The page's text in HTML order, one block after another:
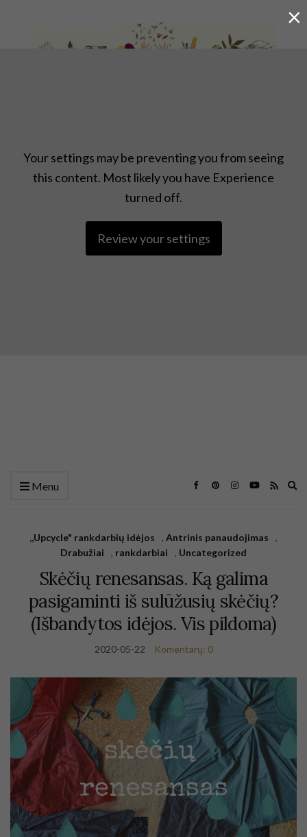
Your settings may be preventing you from seeing
this content. Most likely you have Experience
turned off.
Review your settings
Menu
,,Upcycle" rankdarbių idėjos , Antrinis panaudojimas
,
Drabužiai
, rankdarbiai , Uncategorized
Skėčių renesansas. Ką galima
pasigaminti iš sulūžusių skėčių?
(Išbandytos idėjos. Vis pildoma)
2020-05-22 Komentarų: 0
×